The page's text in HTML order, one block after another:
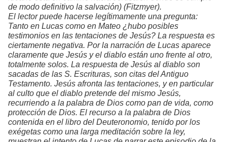
de modo definitivo la salvación) (Fitzmyer).
El lector puede hacerse legítimamente una pregunta:
Tanto en Lucas como en Mateo ¿hubo posibles
testimonios en las tentaciones de Jesús? La respuesta es
ciertamente negativa. Por la narración de Lucas aparece
claramente que Jesús y el diablo están uno frente al otro,
totalmente solos. La respuesta de Jesús al diablo son
sacadas de las S. Escrituras, son citas del Antiguo
Testamento. Jesús afronta las tentaciones, y en particular
al culto que el diablo pretende del mismo Jesús,
recurriendo a la palabra de Dios como pan de vida, como
protección de Dios. El recurso a la palabra de Dios
contenida en el libro del Deuteronomio, tenido por los
exégetas como una larga meditación sobre la ley,